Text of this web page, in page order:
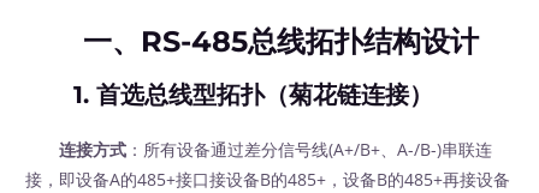
一、RS-485总线拓扑结构设计
1. 首选总线型拓扑（菊花链连接）
连接方式 ：所有设备通过差分信号线(A+/B+、A-/B-)串联连
接，即设备A的485+接口接设备B的485+，设备B的485+再接设备